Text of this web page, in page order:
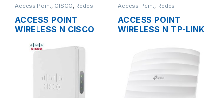
Access Point CISCO Redes
ACCESS POINT
WIRELESS N CISCO
NA DUAL BAND
SOPORTE POE +
FUENTE
Access Point Redes
ACCESS POINT
WIRELESS N TP-LINK
ANTENAS INT.
300MBPS SOPORTA